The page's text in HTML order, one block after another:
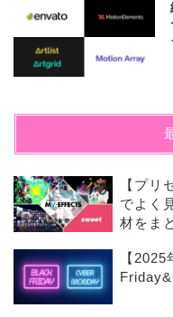
【プリ
でよく
材をま
【